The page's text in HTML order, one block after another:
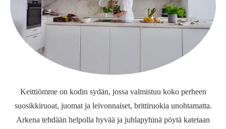
Keittiömme on kodin sydän, jossa valmistuu koko perheen
suosikkiruoat, juomat ja leivonnaiset, brittiruokia unohtamatta.
Arkena tehdään helpolla hyvää ja juhlapyhinä pöytä katetaan